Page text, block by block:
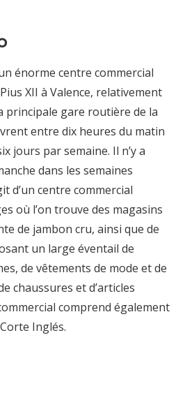
énorme centre commercial
XII à Valence, relativement
principale gare routière de la
entre dix heures du matin
jours par semaine. Il n’y a
dans les semaines
d’un centre commercial
où l’on trouve des magasins
de jambon cru, ainsi que de
un large éventail de
de vêtements de mode et de
chaussures et d’articles
comprend également
Inglés.